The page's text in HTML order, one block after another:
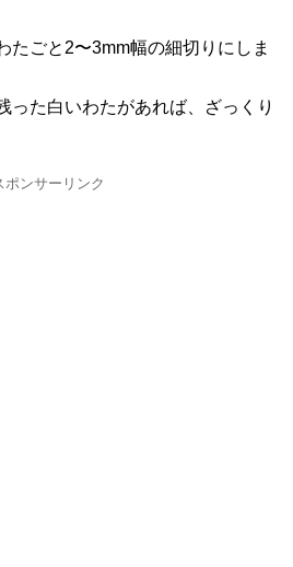
たごと2〜3mm幅の細切りにしま
った白いわたがあれば、ざっくり
ポンサーリンク